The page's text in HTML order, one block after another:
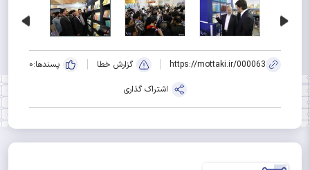
https://mottaki.ir/000063 گزارش خطا پسندها:0
اشتراک گذاری